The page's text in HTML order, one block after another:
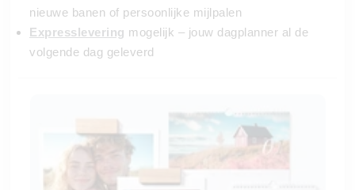
nieuwe banen of persoonlijke mijlpalen
Expresslevering mogelijk – jouw dagplanner al de
volgende dag geleverd